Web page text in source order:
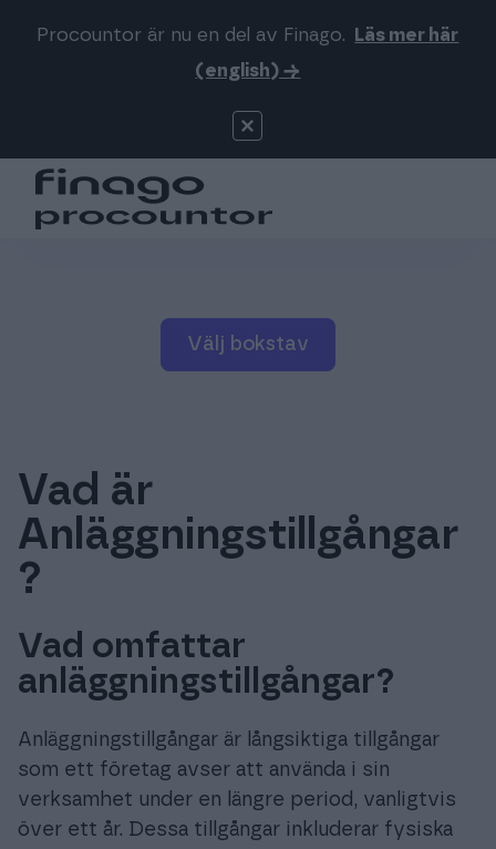
Procountor är nu en del av Finago.
Läs mer här
(english) →
Sök på webbsidan
Logga in
Signatur
Priser
Logga in
Välj bokstav
Vad är
Anläggningstillgångar
?
Vad omfattar
anläggningstillgångar?
Anläggningstillgångar är långsiktiga tillgångar
som ett företag avser att använda i sin
verksamhet under en längre period, vanligtvis
över ett år. Dessa tillgångar inkluderar fysiska